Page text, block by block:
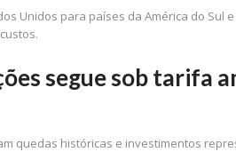
Unidos para países da América do Sul
segue sob tarifa
quedas históricas e investimentos